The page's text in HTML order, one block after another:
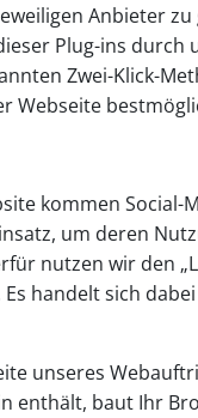
Anbieter zu
Plug-ins durch
Zwei-Klick-
Webseite
kommen Social-
um deren
nutzen wir den
Es handelt sich
unseres
enthält, baut Ihr